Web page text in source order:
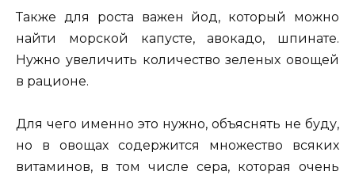
Также для роста важен йод, который можно
найти морской капусте, авокадо, шпинате.
Нужно увеличить количество зеленых овощей
в рационе.
Для чего именно это нужно, объяснять не буду,
но в овощах содержится множество всяких
витаминов, в том числе сера, которая очень